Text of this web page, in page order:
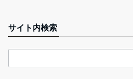
サイト内検索